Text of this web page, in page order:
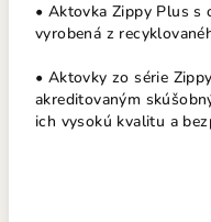
• Aktovka Zippy Plus s
vyrobená z
• Aktovky zo série
akreditovaným
ich vysokú kvalitu a